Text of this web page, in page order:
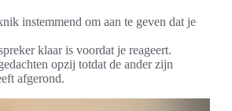
instemmend om aan te geven dat je
klaar is voordat je reageert.
opzij totdat de ander zijn
afgerond.